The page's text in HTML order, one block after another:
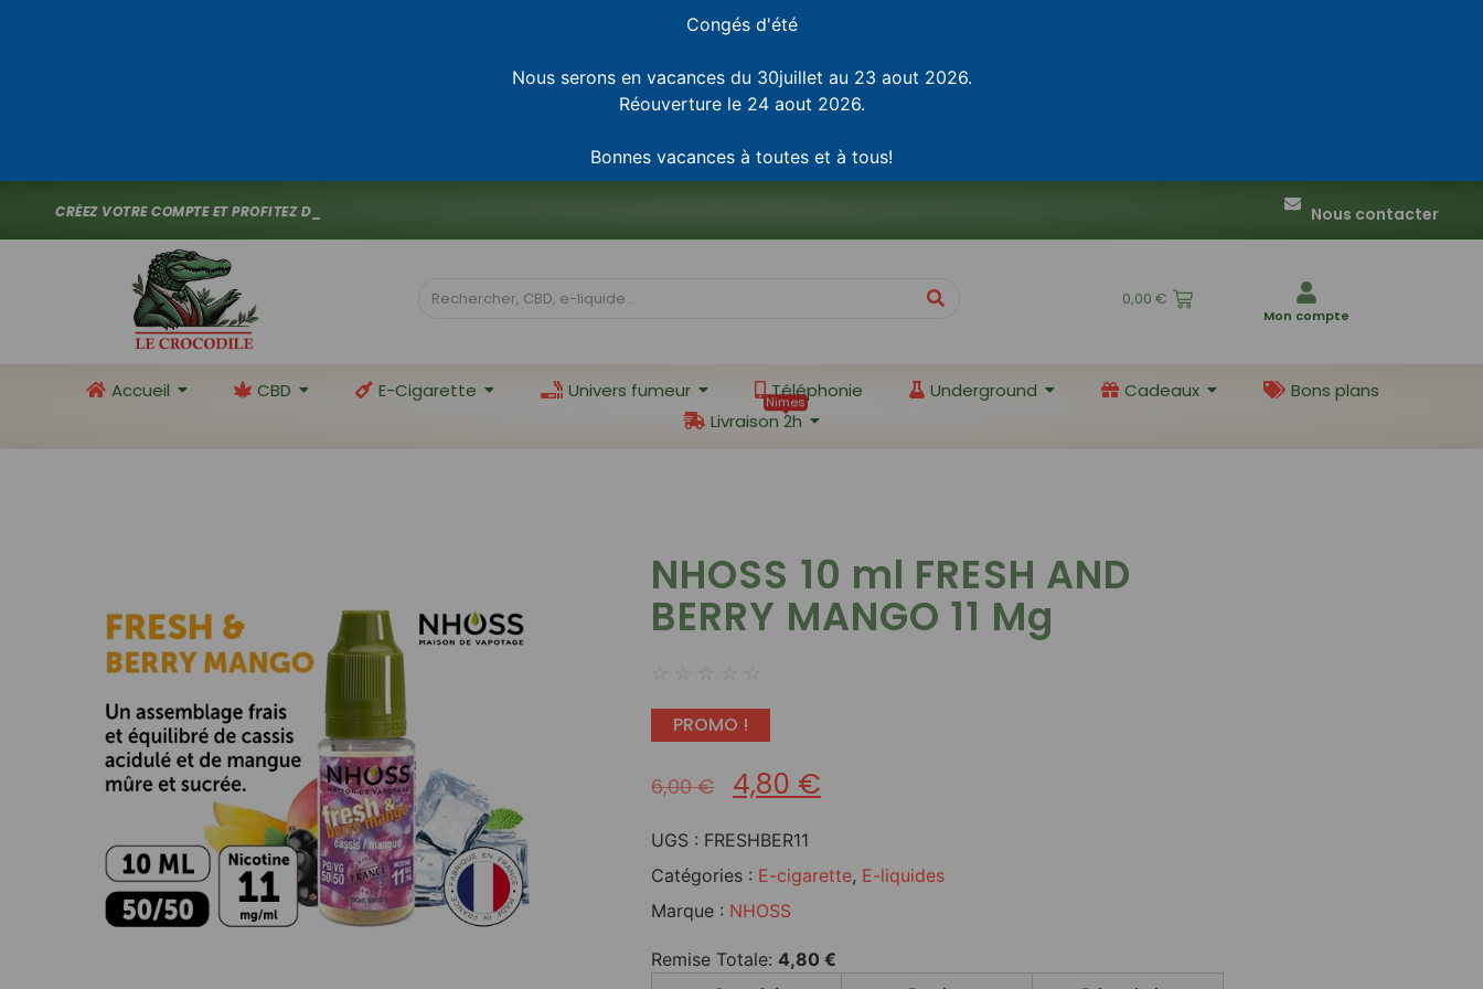
Congés d'été
Nous serons en vacances du 30juillet au 23 aout 2026.
Réouverture le 24 aout 2026.
Bonnes vacances à toutes et à tous!
CRÉEZ VOTRE COMPTE ET PROFITEZ D Nous contacter
0,00 €
Mon compte
Accueil CBD E-Cigarette Univers fumeur Téléphonie Underground Cadeaux
Bons plans
Livraison 2h
Nimes
NHOSS 10 ml FRESH AND
BERRY MANGO 11 Mg
☆ ☆ ☆ ☆ ☆
PROMO !
6,00€ 4,80 €
UGS : FRESHBER11
Catégories : E-cigarette, E-liquides
Marque : NHOSS
Remise Totale: 4,80 €